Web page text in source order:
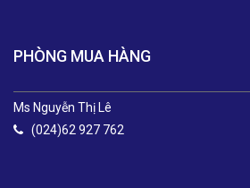
PHÒNG MUA HÀNG
Ms Nguyễn Thị Lê
(024)62 927 762